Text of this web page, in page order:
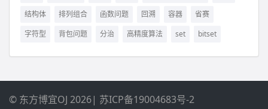
结构体
排列组合 函数问题 回溯 容器
省赛
字符型
背包问题 分治 高精度算法 set bitset
© 东方博宜OJ 2026| 苏ICP备19004683号-2